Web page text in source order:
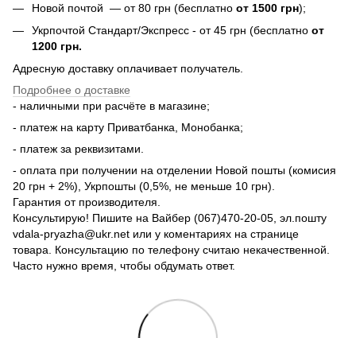
Новой почтой — от 80 грн (бесплатно от 1500 грн);
Укрпочтой Стандарт/Экспресс - от 45 грн (бесплатно от
1200 грн.
Адресную доставку оплачивает получатель.
Подробнее о доставке
- наличными при расчёте в магазине;
- платеж на карту Приватбанка, Монобанка;
- платеж за реквизитами.
- оплата при получении на отделении Новой пошты (комисия
20 грн + 2%), Укрпошты (0,5%, не меньше 10 грн).
Гарантия от производителя.
Консультирую! Пишите на Вайбер (067)470-20-05, эл.пошту
vdala-pryazha@ukr.net или у коментариях на странице
товара. Консультацию по телефону считаю некачественной.
Часто нужно время, чтобы обдумать ответ.